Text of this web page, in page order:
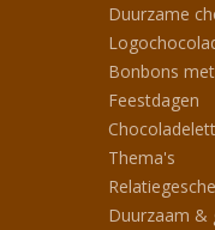
Duurzame
Bonbons
Feestdagen
Thema's
Duurzaam &